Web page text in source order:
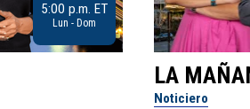
5:00 p.m. ET
Lun - Dom
LA
Noticiero